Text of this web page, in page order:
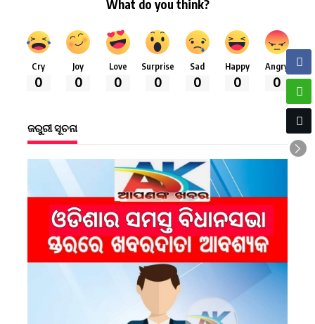
What do you think?
Cry
0
Joy
0
Love
0
Surprise
0
Sad
0
Happy
0
Angry
0
ଜରୁରୀ ସୂଚନା